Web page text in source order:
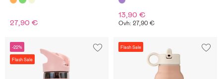
27,90 €
13,90 €
Ovh: 27,90 €
-22%
Flash Sale
Flash Sale